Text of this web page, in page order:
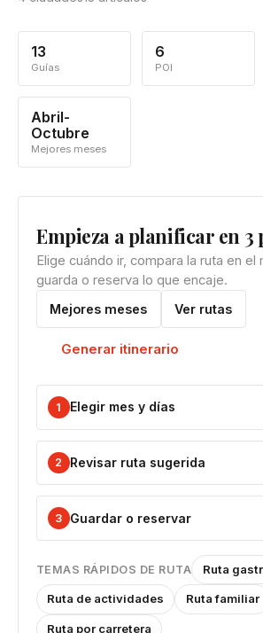
13
Guías
6
POI
Abril-
Octubre
Mejores meses
Empieza a planificar en 3
Elige cuándo ir, compara la ruta en el
guarda o reserva lo que encaje.
Mejores meses Ver rutas
Generar itinerario
1 Elegir mes y días
2 Revisar ruta sugerida
3 Guardar o reservar
TEMAS RÁPIDOS DE RUTA Ruta
Ruta de actividades Ruta familiar
Ruta por carretera